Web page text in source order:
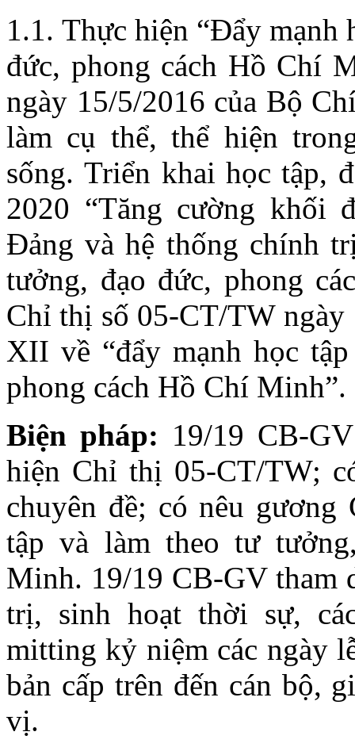
1.1. Thực hiện “Đẩy mạnh
đức, phong cách Hồ Chí
ngày 15/5/2016 của Bộ
làm cụ thể, thể hiện
sống. Triển khai học tập,
2020 “Tăng cường khối
Đảng và hệ thống chính
tưởng, đạo đức, phong
Chỉ thị số 05-CT/TW
XII về “đẩy mạnh học
phong cách Hồ Chí Minh”.
Biện pháp: 19/19 CB-
hiện Chỉ thị 05-CT/TW;
chuyên đề; có nêu
tập và làm theo tư
Minh. 19/19 CB-GV tham
trị, sinh hoạt thời sự,
mitting kỷ niệm các ngày
bản cấp trên đến cán bộ,
vị.